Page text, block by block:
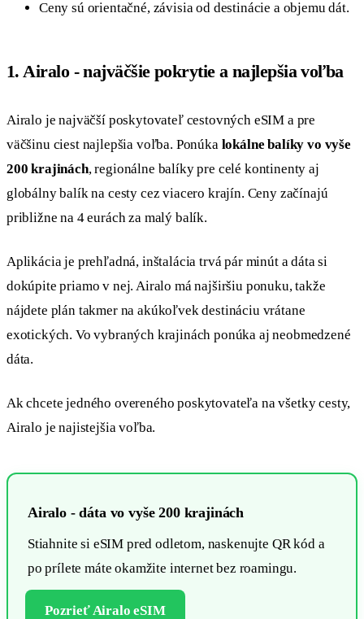
Ceny sú orientačné, závisia od destinácie a objemu dát.
1. Airalo - najväčšie pokrytie a najlepšia voľba
Airalo je najväčší poskytovateľ cestovných eSIM a pre
väčšinu ciest najlepšia voľba. Ponúka lokálne balíky vo vyše
200 krajinách, regionálne balíky pre celé kontinenty aj
globálny balík na cesty cez viacero krajín. Ceny začínajú
približne na 4 eurách za malý balík.
Aplikácia je prehľadná, inštalácia trvá pár minút a dáta si
dokúpite priamo v nej. Airalo má najširšiu ponuku, takže
nájdete plán takmer na akúkoľvek destináciu vrátane
exotických. Vo vybraných krajinách ponúka aj neobmedzené
dáta.
Ak chcete jedného overeného poskytovateľa na všetky cesty,
Airalo je najistejšia voľba.
Airalo - dáta vo vyše 200 krajinách
Stiahnite si eSIM pred odletom, naskenujte QR kód a
po prílete máte okamžite internet bez roamingu.
Pozrieť Airalo eSIM